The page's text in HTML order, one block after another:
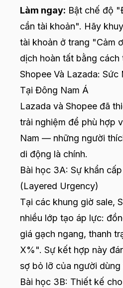
Làm ngay: Bật chế độ
cần tài khoản". Hãy
tài khoản ở trang "Cảm
dịch hoàn tất bằng cách
Shopee Và Lazada:
Tại Đông Nam Á
Lazada và Shopee đã
trải nghiệm để phù hợp
Nam — những người
di động là chính.
Bài học 3A: Sự khẩn
(Layered Urgency)
Tại các khung giờ sale,
nhiều lớp tạo áp lực:
giá gạch ngang, thanh
X%". Sự kết hợp này
sợ bỏ lỡ của người dùng
Bài học 3B: Thiết kế